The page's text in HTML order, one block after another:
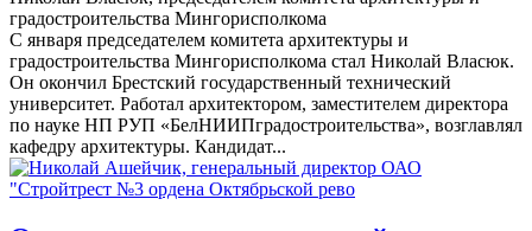
градостроительства Мингорисполкома
С января председателем комитета архитектуры и
градостроительства Мингорисполкома стал Николай Власюк.
Он окончил Брестский государственный технический
университет. Работал архитектором, заместителем директора
по науке НП РУП «БелНИИПградостроительства», возглавлял
кафедру архитектуры. Кандидат...